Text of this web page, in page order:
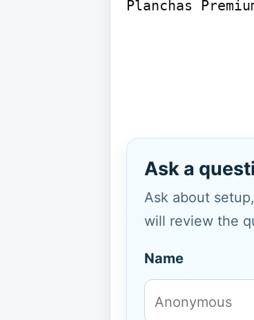
Planchas
Ask a
Ask about
will review the
Name